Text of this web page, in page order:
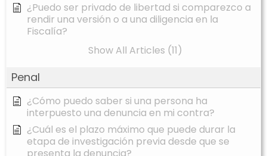
¿Puedo ser privado de libertad si comparezco a
rendir una versión o a una diligencia en la
Fiscalía?
Show All Articles (11)
Penal
¿Cómo puedo saber si una persona ha
interpuesto una denuncia en mi contra?
¿Cuál es el plazo máximo que puede durar la
etapa de investigación previa desde que se